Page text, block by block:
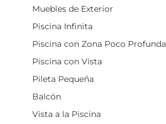
Muebles de Exterior
Piscina Infinita
Piscina con Zona Poco Profunda
Piscina con Vista
Pileta Pequeña
Balcón
Vista a la Piscina